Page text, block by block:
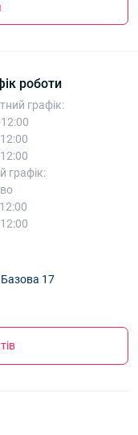
роботи
графік:
графік:
17